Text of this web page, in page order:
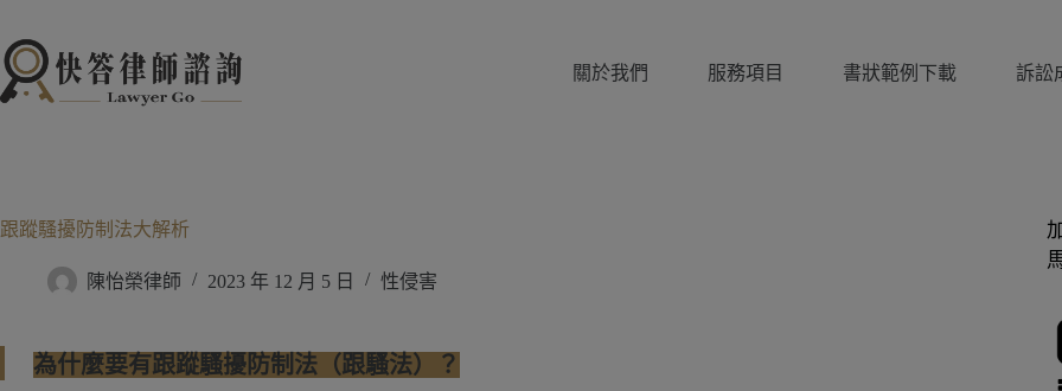
至
主
要
關於我們 服務項目 書狀範例下載 訴訟
跟蹤騷擾防制法大解析
陳怡榮律師 2023 年 12 月 5 日 性侵害
為什麼要有跟蹤騷擾防制法（跟騷法）？